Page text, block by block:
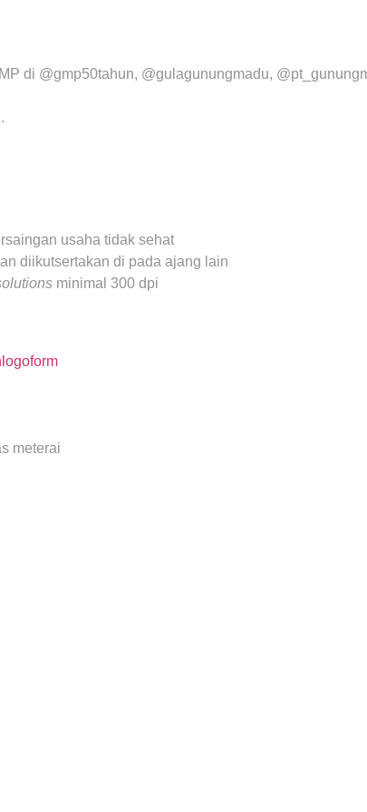
di @gmp50tahun, @gulagunungmadu,
usaha tidak sehat
diikutsertakan di pada ajang lain
minimal 300 dpi
meterai